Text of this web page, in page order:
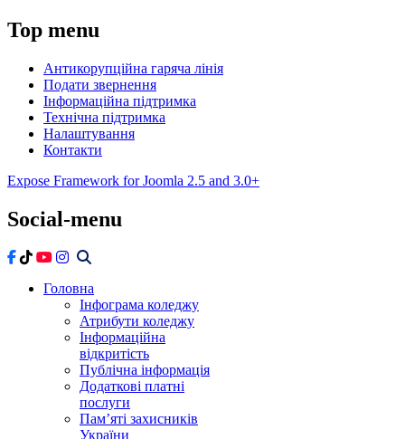
Top menu
Антикорупційна гаряча лінія
Подати звернення
Інформаційна підтримка
Технічна підтримка
Налаштування
Контакти
Expose Framework for Joomla 2.5 and 3.0+
Social-menu
Головна
Інфограма коледжу
Атрибути коледжу
Інформаційна
відкритість
Публічна інформація
Додаткові платні
послуги
Пам’яті захисників
України